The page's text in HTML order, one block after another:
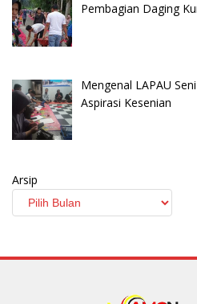
Pembagian Daging
Mengenal LAPAU
Aspirasi Kesenian
Arsip